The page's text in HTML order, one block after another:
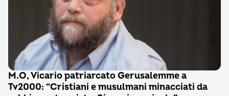
M.O, Vicario patriarcato Gerusalemme a
Tv2000: “Cristiani e musulmani minacciati da